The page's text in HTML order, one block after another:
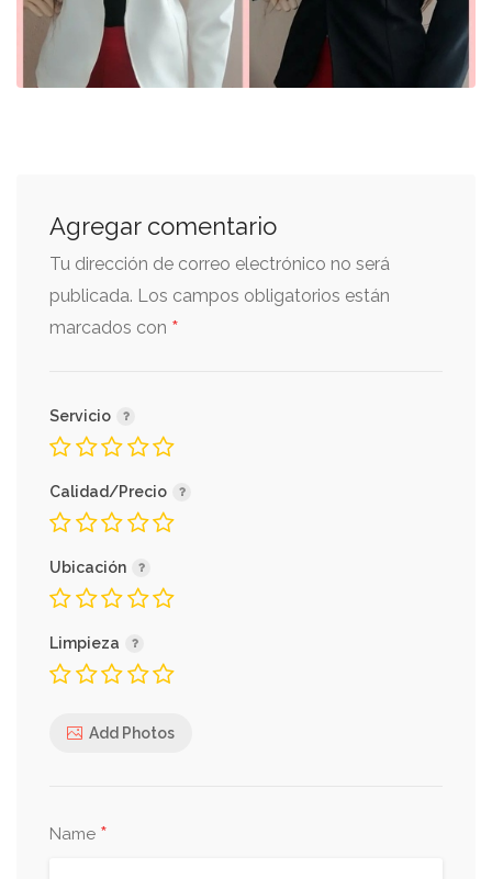
Agregar comentario
Tu dirección de correo electrónico no será
publicada. Los campos obligatorios están
marcados con *
Servicio
Calidad/Precio
Ubicación
Limpieza
Add Photos
Name *